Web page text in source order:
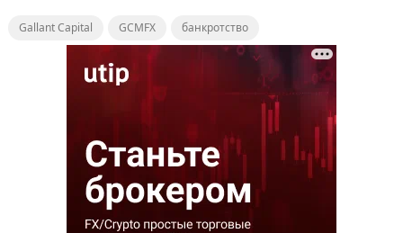
c st
o
n
ai
l
п
р
а
в
и
т
ь
Gallant Capital GCMFX банкротство